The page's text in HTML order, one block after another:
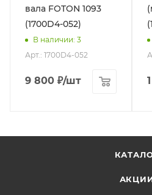
вала FOTON 1093
(1700D4-052)
В наличии: 3
Арт.: 1700D4-052
9 800 ₽/шт